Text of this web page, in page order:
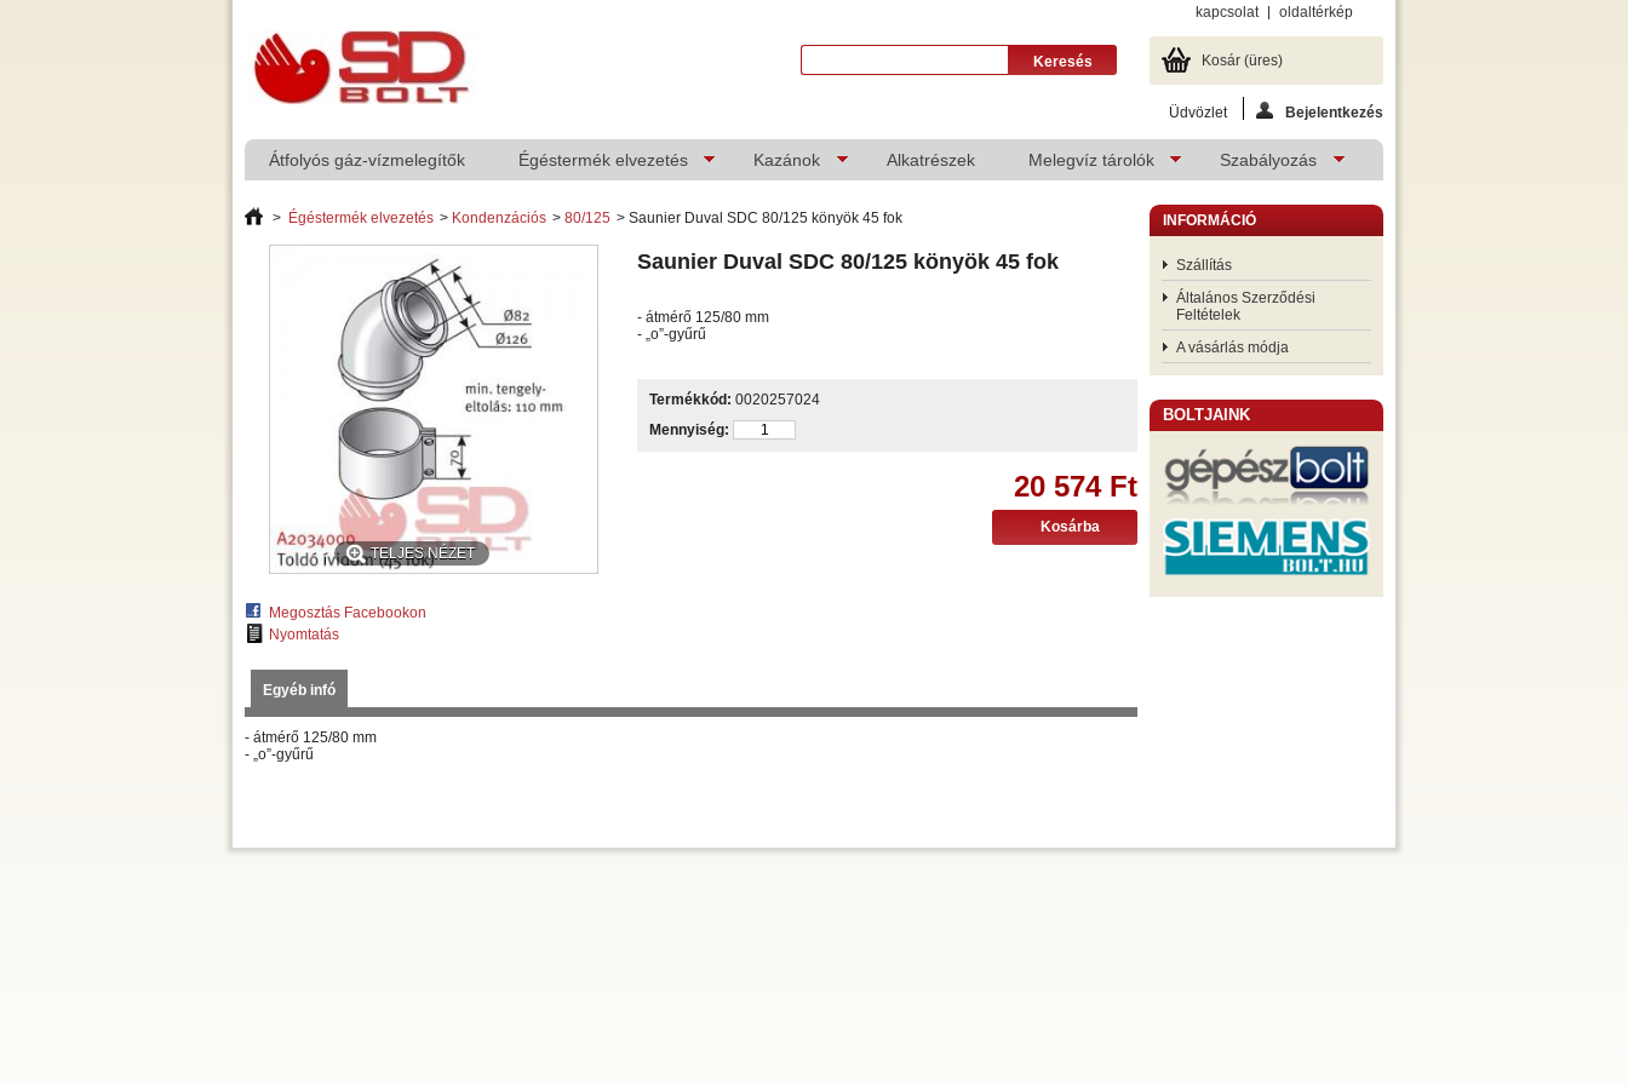
kapcsolat oldaltérkép
Kosár (üres)
Üdvözlet Bejelentkezés
Átfolyós gáz-vízmelegítők Égéstermék elvezetés Kazánok Alkatrészek Melegvíz tárolók Szabályozás
INFORMÁCIÓ
Szállítás
Általános Szerződési
Feltételek
A vásárlás módja
BOLTJAINK
> Égéstermék elvezetés > Kondenzációs > 80/125 > Saunier Duval SDC 80/125 könyök 45 fok
TELJES NÉZET
Megosztás Facebookon
Nyomtatás
Saunier Duval SDC 80/125 könyök 45 fok
- átmérő 125/80 mm
- „o”-gyűrű
Termékkód: 0020257024
Mennyiség:
20 574 Ft
Egyéb infó
- átmérő 125/80 mm
- „o”-gyűrű